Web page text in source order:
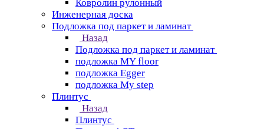
Ковролин рулонный
Инженерная доска
Подложка под паркет и ламинат
Назад
Подложка под паркет и ламинат
подложка MY floor
подложка Egger
подложка My step
Плинтус
Назад
Плинтус